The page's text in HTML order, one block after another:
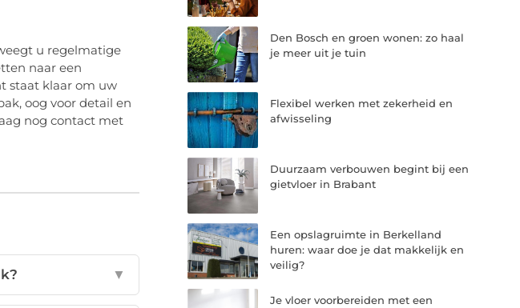
u regelmatige
naar een
staat klaar om uw
oog voor detail en
nog contact met
▼
Den Bosch en groen wonen: zo haal
je meer uit je tuin
Flexibel werken met zekerheid en
afwisseling
Duurzaam verbouwen begint bij een
gietvloer in Brabant
Een opslagruimte in Berkelland
huren: waar doe je dat makkelijk en
veilig?
Je vloer voorbereiden met een